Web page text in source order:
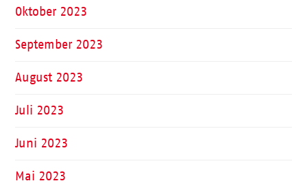
Oktober 2023
September 2023
August 2023
Juli 2023
Juni 2023
Mai 2023